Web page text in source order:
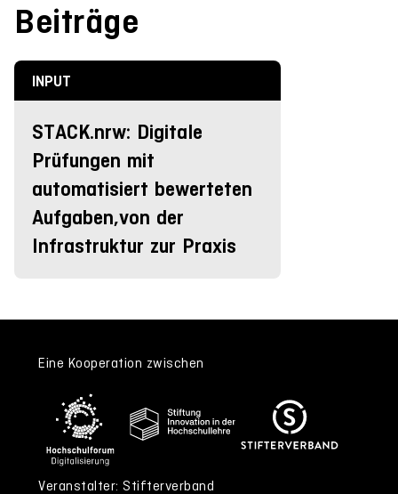
Beiträge
INPUT
STACK.nrw: Digitale
Prüfungen mit
automatisiert bewerteten
Aufgaben,von der
Infrastruktur zur Praxis
Eine Kooperation zwischen
Veranstalter: Stifterverband